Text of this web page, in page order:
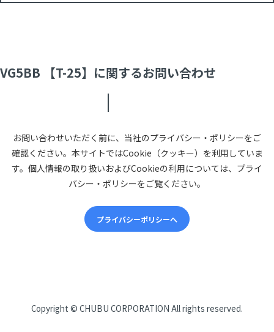
VG5BB 【T-25】に関するお問い合わせ
お問い合わせいただく前に、当社のプライバシー・ポリシーをご
確認ください。本サイトではCookie（クッキー）を利用していま
す。個人情報の取り扱いおよびCookieの利用については、プライ
バシー・ポリシーをご覧ください。
プライバシーポリシーへ
CHUBUについて
Copyright © CHUBU CORPORATION All rights reserved.